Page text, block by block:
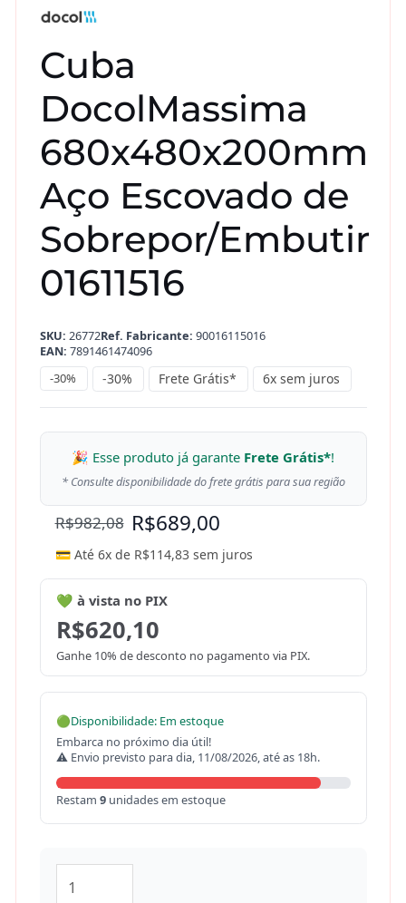
Cuba
DocolMassima
680x480x200mm
Aço Escovado de
Sobrepor/Embutir
01611516
SKU: 26772Ref. Fabricante: 90016115016
EAN: 7891461474096
-30%
-30% Frete Grátis* 6x sem juros
🎉 Esse produto já garante Frete Grátis*!
* Consulte disponibilidade do frete grátis para sua região
R$982,08 R$689,00
💳 Até 6x de R$114,83 sem juros
💚 à vista no PIX
R$620,10
Ganhe 10% de desconto no pagamento via PIX.
🟢Disponibilidade: Em estoque
Embarca no próximo dia útil!
⚠ Envio previsto para dia, 11/08/2026, até as 18h.
Restam 9unidades em estoque